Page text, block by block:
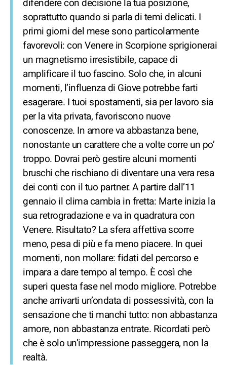
difendere con decisione la tua posizione,
soprattutto quando si parla di temi delicati. I
primi giorni del mese sono particolarmente
favorevoli: con Venere in Scorpione sprigionerai
un magnetismo irresistibile, capace di
amplificare il tuo fascino. Solo che, in alcuni
momenti, l’influenza di Giove potrebbe farti
esagerare. I tuoi spostamenti, sia per lavoro sia
per la vita privata, favoriscono nuove
conoscenze. In amore va abbastanza bene,
nonostante un carattere che a volte corre un po’
troppo. Dovrai però gestire alcuni momenti
bruschi che rischiano di diventare una vera resa
dei conti con il tuo partner. A partire dall’11
gennaio il clima cambia in fretta: Marte inizia la
sua retrogradazione e va in quadratura con
Venere. Risultato? La sfera affettiva scorre
meno, pesa di più e fa meno piacere. In quei
momenti, non mollare: fidati del percorso e
impara a dare tempo al tempo. È così che
superi questa fase nel modo migliore. Potrebbe
anche arrivarti un’ondata di possessività, con la
sensazione che ti manchi tutto: non abbastanza
amore, non abbastanza entrate. Ricordati però
che è solo un’impressione passeggera, non la
realtà.